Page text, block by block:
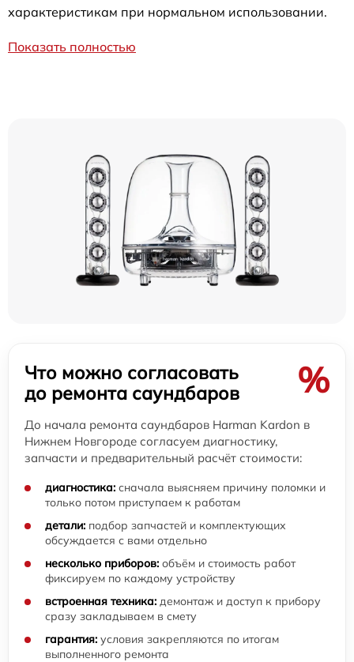
характеристикам при нормальном использовании.
Показать полностью
Что можно согласовать
до ремонта саундбаров
%
До начала ремонта саундбаров Harman Kardon в
Нижнем Новгороде согласуем диагностику,
запчасти и предварительный расчёт стоимости:
диагностика: сначала выясняем причину поломки и
только потом приступаем к работам
детали: подбор запчастей и комплектующих
обсуждается с вами отдельно
несколько приборов: объём и стоимость работ
фиксируем по каждому устройству
встроенная техника: демонтаж и доступ к прибору
сразу закладываем в смету
гарантия: условия закрепляются по итогам
выполненного ремонта